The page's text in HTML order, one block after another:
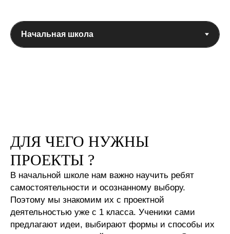
ДЛЯ ЧЕГО НУЖНЫ
ПРОЕКТЫ ?
В начальной школе нам важно научить ребят
самостоятельности и осознанному выбору.
Поэтому мы знакомим их с проектной
деятельностью уже с 1 класса. Ученики сами
предлагают идеи, выбирают формы и способы их